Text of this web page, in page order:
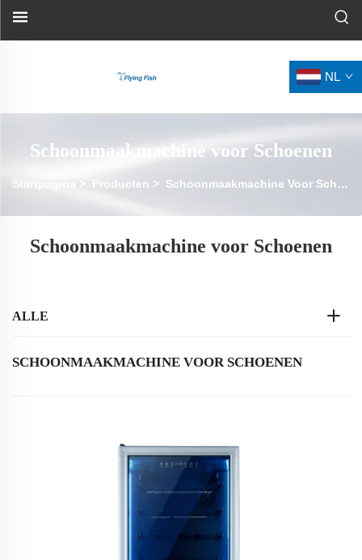
NL
Schoonmaakmachine voor Schoenen
Startpagina > Producten > Schoonmaakmachine Voor Schoenen
Schoonmaakmachine voor Schoenen
ALLE
SCHOONMAAKMACHINE VOOR SCHOENEN